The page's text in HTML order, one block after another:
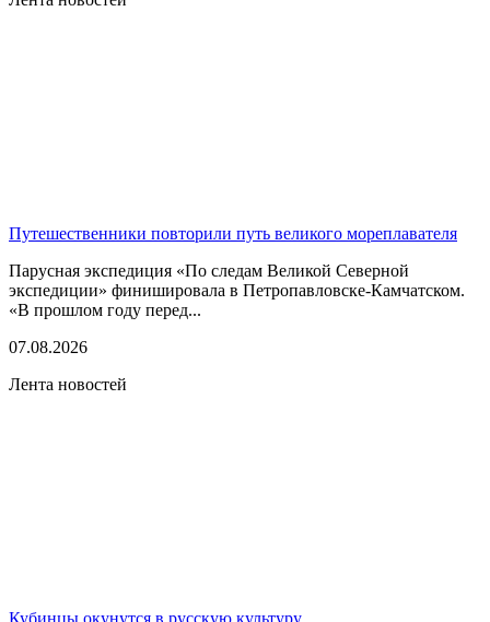
Путешественники повторили путь великого мореплавателя
Парусная экспедиция «По следам Великой Северной
экспедиции» финишировала в Петропавловске-Камчатском.
«В прошлом году перед...
07.08.2026
Лента новостей
Кубинцы окунутся в русскую культуру